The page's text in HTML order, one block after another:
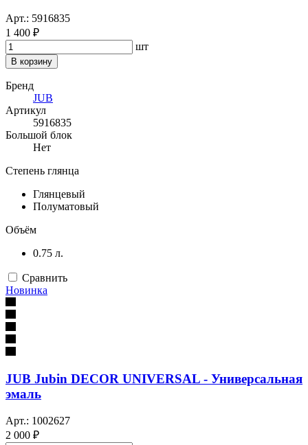
Арт.: 5916835
1 400 ₽
шт
В корзину
Бренд
JUB
Артикул
5916835
Большой блок
Нет
Степень глянца
Глянцевый
Полуматовый
Объём
0.75 л.
Сравнить
Новинка
JUB Jubin DECOR UNIVERSAL - Универсальная
эмаль
Арт.: 1002627
2 000 ₽